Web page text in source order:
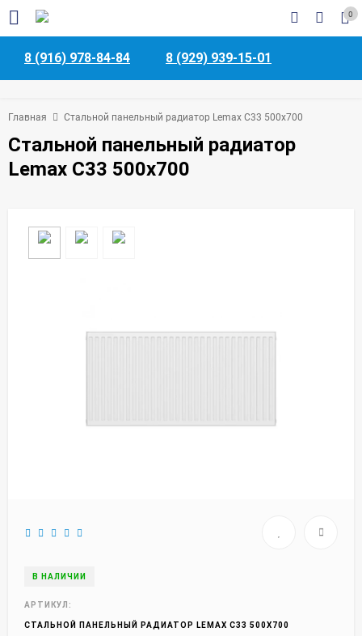
0
8 (916) 978-84-84 8 (929) 939-15-01
Главная Стальной панельный радиатор Lemax C33 500х700
Стальной панельный радиатор
Lemax C33 500х700
В НАЛИЧИИ
АРТИКУЛ:
СТАЛЬНОЙ ПАНЕЛЬНЫЙ РАДИАТОР LEMAX C33 500Х700